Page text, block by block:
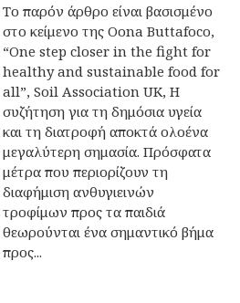
Το παρόν άρθρο είναι βασισμένο
στο κείμενο της Oona Buttafoco,
“One step closer in the fight for
healthy and sustainable food for
all”, Soil Association UK, Η
συζήτηση για τη δημόσια υγεία
και τη διατροφή αποκτά ολοένα
μεγαλύτερη σημασία. Πρόσφατα
μέτρα που περιορίζουν τη
διαφήμιση ανθυγιεινών
τροφίμων προς τα παιδιά
θεωρούνται ένα σημαντικό βήμα
προς...